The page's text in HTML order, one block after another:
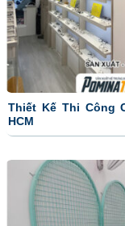
Thiết Kế Thi Công
HCM